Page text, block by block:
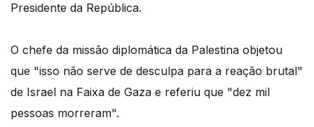
Presidente da República.
O chefe da missão diplomática da Palestina objetou
que "isso não serve de desculpa para a reação brutal"
de Israel na Faixa de Gaza e referiu que "dez mil
pessoas morreram".